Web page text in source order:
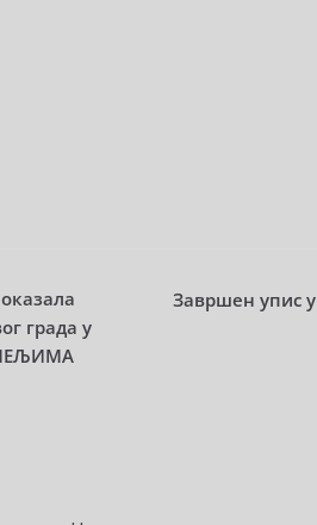
града у
Завршен упис